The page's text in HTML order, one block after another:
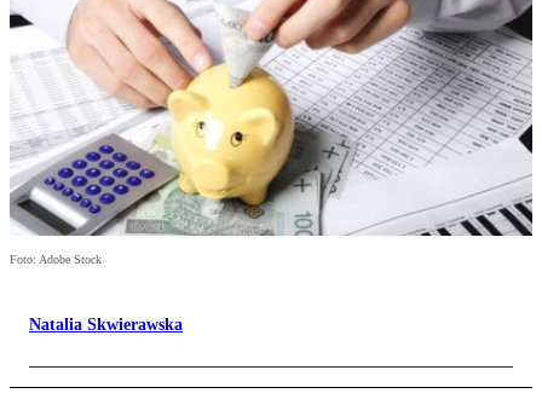
Foto: Adobe Stock
Natalia Skwierawska